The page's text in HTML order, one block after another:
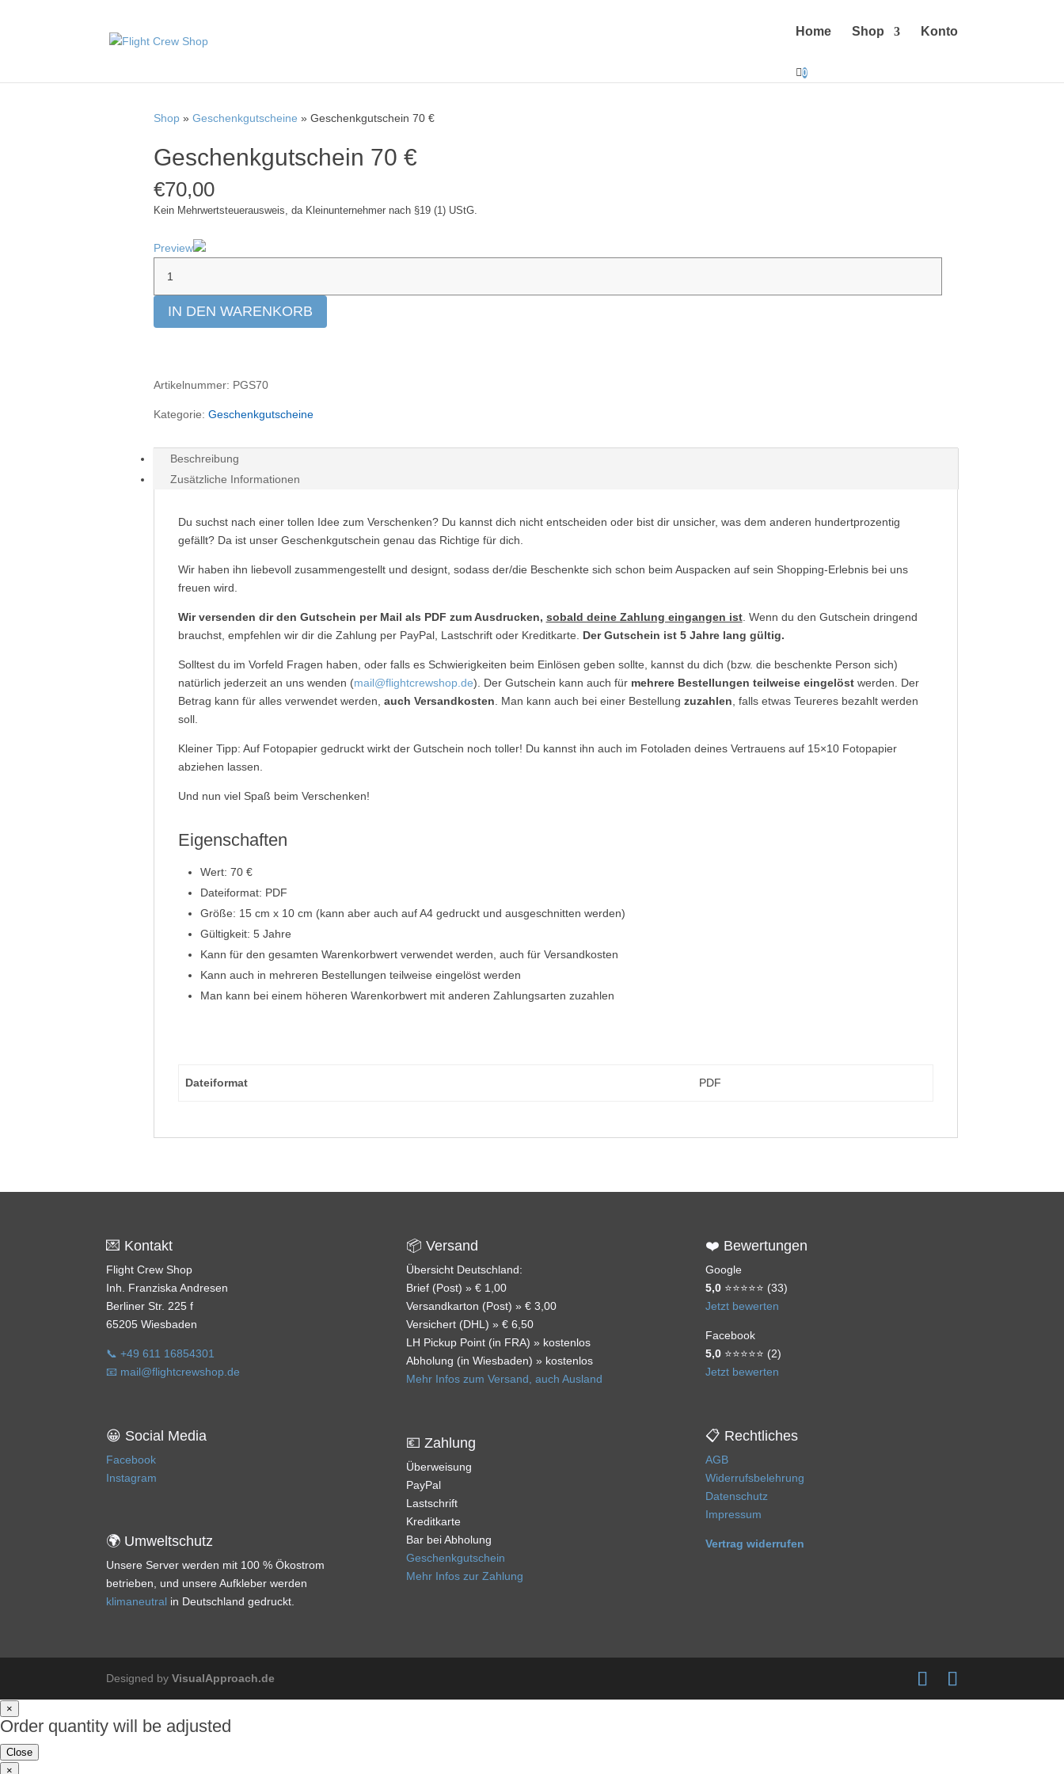
Home Shop Konto
0
Shop» Geschenkgutscheine » Geschenkgutschein 70 €
Geschenkgutschein 70 €
€70,00
Kein Mehrwertsteuerausweis, da Kleinunternehmer nach §19 (1) UStG.
Preview
€
Menge
IN DEN WARENKORB
Artikelnummer: PGS70
Kategorie: Geschenkgutscheine
Beschreibung
Zusätzliche Informationen
Du suchst nach einer tollen Idee zum Verschenken? Du kannst dich nicht entscheiden oder bist dir unsicher, was dem anderen hundertprozentig
gefällt? Da ist unser Geschenkgutschein genau das Richtige für dich.
Wir haben ihn liebevoll zusammengestellt und designt, sodass der/die Beschenkte sich schon beim Auspacken auf sein Shopping-Erlebnis bei uns
freuen wird.
Wir versenden dir den Gutschein per Mail als PDF zum Ausdrucken, sobald deine Zahlung eingangen ist. Wenn du den Gutschein dringend
brauchst, empfehlen wir dir die Zahlung per PayPal, Lastschrift oder Kreditkarte. Der Gutschein ist 5 Jahre lang gültig.
Solltest du im Vorfeld Fragen haben, oder falls es Schwierigkeiten beim Einlösen geben sollte, kannst du dich (bzw. die beschenkte Person sich)
natürlich jederzeit an uns wenden (mail@flightcrewshop.de). Der Gutschein kann auch für mehrere Bestellungen teilweise eingelöstwerden. Der
Betrag kann für alles verwendet werden, auch Versandkosten . Man kann auch bei einer Bestellung zuzahlen , falls etwas Teureres bezahlt werden
soll.
Kleiner Tipp: Auf Fotopapier gedruckt wirkt der Gutschein noch toller! Du kannst ihn auch im Fotoladen deines Vertrauens auf 15×10 Fotopapier
abziehen lassen.
Und nun viel Spaß beim Verschenken!
Eigenschaften
Wert: 70 €
Dateiformat: PDF
Größe: 15 cm x 10 cm (kann aber auch auf A4 gedruckt und ausgeschnitten werden)
Gültigkeit: 5 Jahre
Kann für den gesamten Warenkorbwert verwendet werden, auch für Versandkosten
Kann auch in mehreren Bestellungen teilweise eingelöst werden
Man kann bei einem höheren Warenkorbwert mit anderen Zahlungsarten zuzahlen
Dateiformat PDF
💌 Kontakt
Flight Crew Shop
Inh. Franziska Andresen
Berliner Str. 225 f
65205 Wiesbaden
📞 +49 611 16854301
📧 mail@flightcrewshop.de
😀 Social Media
Facebook
Instagram
🌍 Umweltschutz
Unsere Server werden mit 100 % Ökostrom
betrieben, und unsere Aufkleber werden
klimaneutral in Deutschland gedruckt.
📦 Versand
Übersicht Deutschland:
Brief (Post) » € 1,00
Versandkarton (Post) » € 3,00
Versichert (DHL) » € 6,50
LH Pickup Point (in FRA) » kostenlos
Abholung (in Wiesbaden) » kostenlos
Mehr Infos zum Versand, auch Ausland
💶 Zahlung
Überweisung
PayPal
Lastschrift
Kreditkarte
Bar bei Abholung
Geschenkgutschein
Mehr Infos zur Zahlung
❤️ Bewertungen
Google
5,0⭐⭐⭐⭐⭐ (33)
Jetzt bewerten
Facebook
5,0⭐⭐⭐⭐⭐ (2)
Jetzt bewerten
📋 Rechtliches
AGB
Widerrufsbelehrung
Datenschutz
Impressum
Vertrag widerrufen
Designed byVisualApproach.de
×
Order quantity will be adjusted
Close
×